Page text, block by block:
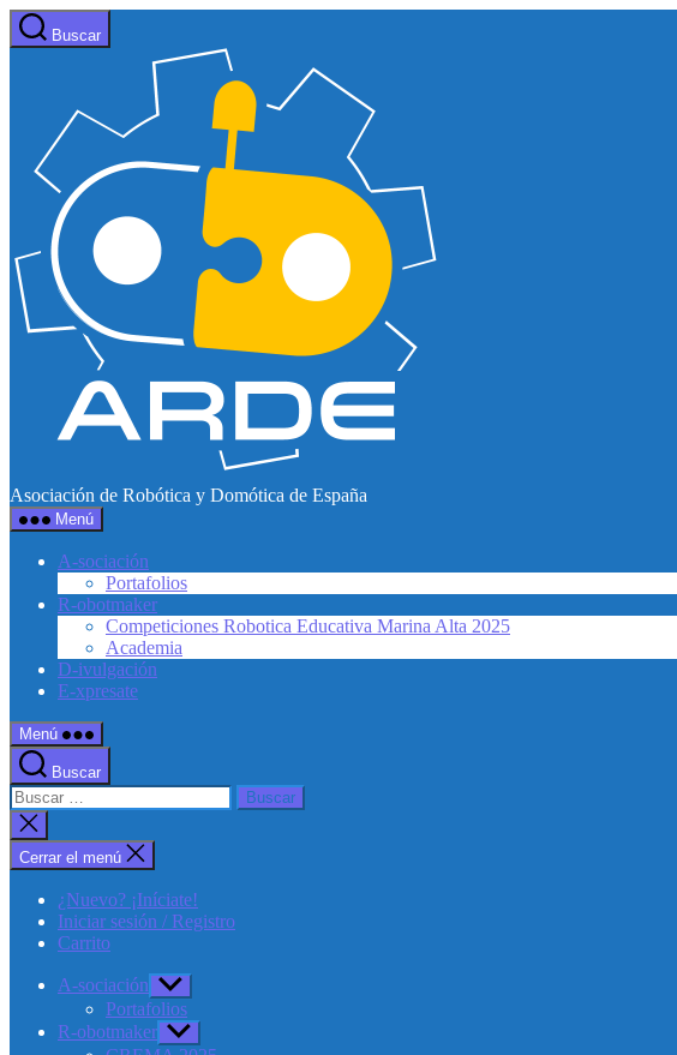
Saltar
al
Buscar
Asociación de Robótica y Domótica de España
Menú
A-sociación
Portafolios
R-obotmaker
Competiciones Robotica Educativa Marina Alta 2025
Academia
D-ivulgación
E-xpresate
Menú
Buscar
Buscar:
Cerrar
la
búsqueda
Cerrar el menú
¿Nuevo? ¡Iníciate!
Iniciar sesión / Registro
Carrito
A-sociación Mostrar
el
submenú
Portafolios
R-obotmaker Mostrar
el